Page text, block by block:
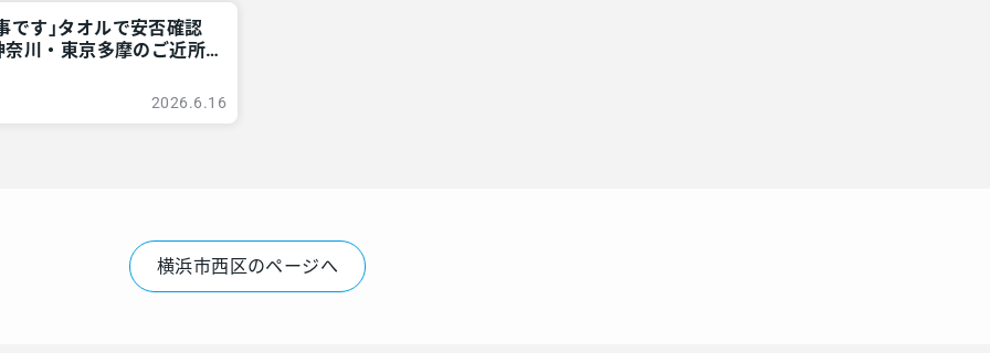
です｣タオルで安否確認
川・東京多摩のご近所
2026.6.16
横浜市西区のページへ